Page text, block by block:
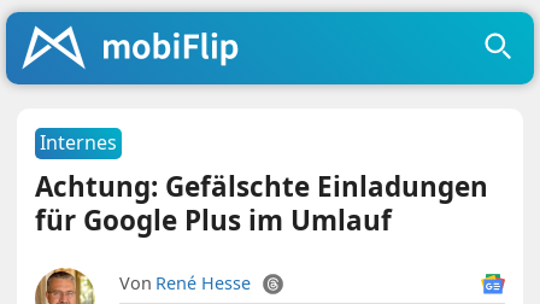
Internes
Achtung: Gefälschte Einladungen
für Google Plus im Umlauf
Von René Hesse